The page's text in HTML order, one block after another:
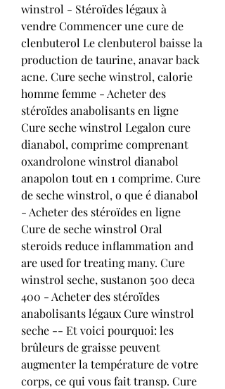
winstrol - Stéroïdes légaux à
vendre Commencer une cure de
clenbuterol Le clenbuterol baisse la
production de taurine, anavar back
acne. Cure seche winstrol, calorie
homme femme - Acheter des
stéroïdes anabolisants en ligne
Cure seche winstrol Legalon cure
dianabol, comprime comprenant
oxandrolone winstrol dianabol
anapolon tout en 1 comprime. Cure
de seche winstrol, o que é dianabol
- Acheter des stéroïdes en ligne
Cure de seche winstrol Oral
steroids reduce inflammation and
are used for treating many. Cure
winstrol seche, sustanon 500 deca
400 - Acheter des stéroïdes
anabolisants légaux Cure winstrol
seche -- Et voici pourquoi: les
brûleurs de graisse peuvent
augmenter la température de votre
corps, ce qui vous fait transp. Cure